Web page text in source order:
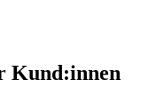
Kund:innen